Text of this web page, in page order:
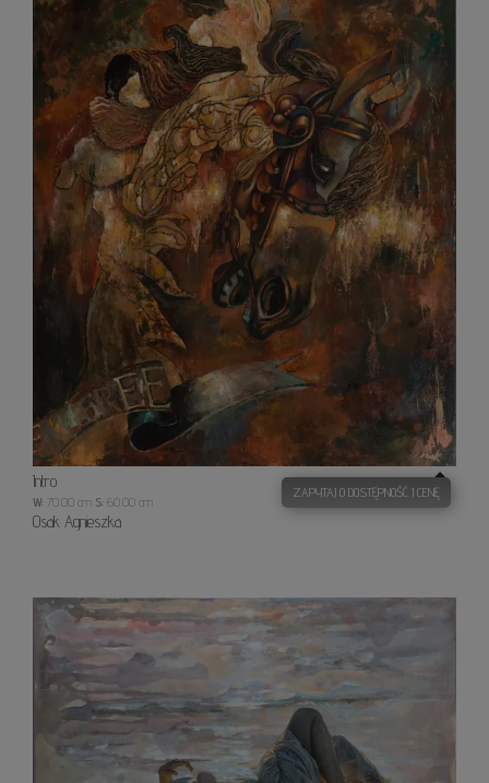
Intro
W: 70.00 cm S: 60.00 cm
Osak Agnieszka
ZAPYTAJ O DOSTĘPNOŚĆ I CENĘ